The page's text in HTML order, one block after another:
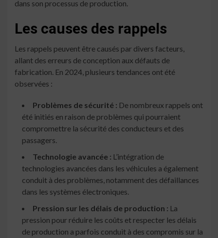
dans son processus de production.
Les causes des rappels
Les rappels peuvent être causés par divers facteurs,
allant des erreurs de conception aux défauts de
fabrication. En 2024, plusieurs tendances ont été
observées :
Problèmes de sécurité : De nombreux rappels ont
été initiés en raison de problèmes qui pourraient
compromettre la sécurité des conducteurs et des
passagers.
Technologie avancée : L’intégration de
technologies avancées dans les véhicules a également
conduit à des problèmes, notamment des défaillances
dans les systèmes électroniques.
Pression sur les délais de production : La
pression pour réduire les coûts et respecter les délais
de production a parfois conduit à des compromis sur la